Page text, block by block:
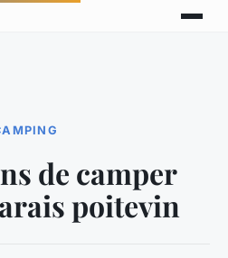
de camper
poitevin